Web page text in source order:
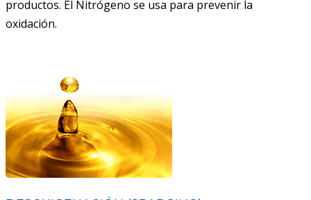
productos. El Nitrógeno se usa para prevenir la
oxidación.